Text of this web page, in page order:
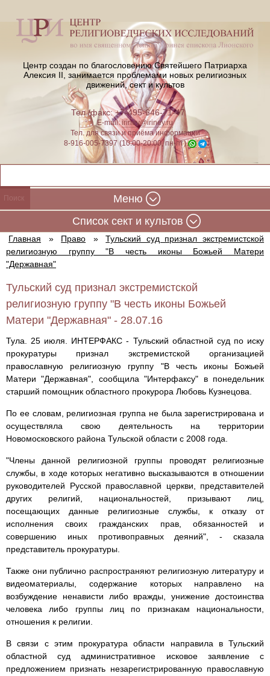
Центр создан по благословению Святейшего Патриарха
Алексия II, занимается проблемами новых религиозных
движений, сект и культов
Тел./факс: +7-495-646-71-47
E-mail:iriney@iriney.ru
Тел. для связи и приёма информации
8-916-005-7397 (10:00-20:00, пн-пт)
Меню
Cписок сект и культов
Главная » Право »
Тульский суд признал экстремистской
религиозную группу "В честь иконы Божьей Матери
"Державная"
Тульский суд признал экстремистской
религиозную группу "В честь иконы Божьей
Матери "Державная" - 28.07.16
Тула. 25 июля. ИНТЕРФАКС - Тульский областной суд по иску
прокуратуры признал экстремистской организацией
православную религиозную группу "В честь иконы Божьей
Матери "Державная", сообщила "Интерфаксу" в понедельник
старший помощник областного прокурора Любовь Кузнецова.
По ее словам, религиозная группа не была зарегистрирована и
осуществляла свою деятельность на территории
Новомосковского района Тульской области с 2008 года.
"Члены данной религиозной группы проводят религиозные
службы, в ходе которых негативно высказываются в отношении
руководителей Русской православной церкви, представителей
других религий, национальностей, призывают лиц,
посещающих данные религиозные службы, к отказу от
исполнения своих гражданских прав, обязанностей и
совершению иных противоправных деяний", - сказала
представитель прокуратуры.
Также они публично распространяют религиозную литературу и
видеоматериалы, содержание которых направлено на
возбуждение ненависти либо вражды, унижение достоинства
человека либо группы лиц по признакам национальности,
отношения к религии.
В связи с этим прокуратура области направила в Тульский
областной суд административное исковое заявление с
предложением признать незарегистрированную православную